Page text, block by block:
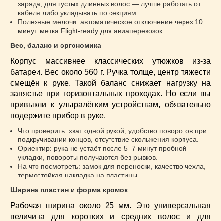
заряда; для густых длинных волос — лучше работать от
кабеля либо укладывать по секциям.
Полезные мелочи: автоматическое отключение через 10
минут, метка Flight-ready для авиаперевозок.
Вес, баланс и эргономика
Корпус массивнее классических утюжков из-за
батареи. Вес около 560 г. Ручка толще, центр тяжести
смещён к руке. Такой баланс снижает нагрузку на
запястье при горизонтальных проходах. Но если вы
привыкли к ультралёгким устройствам, обязательно
подержите прибор в руке.
Что проверить: хват одной рукой, удобство поворотов при
подкручивании концов, отсутствие скольжения корпуса.
Ориентир: рука не устаёт после 5–7 минут пробной
укладки, повороты получаются без рывков.
На что посмотреть: замок для переноски, качество чехла,
термостойкая накладка на пластины.
Ширина пластин и форма кромок
Рабочая ширина около 25 мм. Это универсальная
величина для коротких и средних волос и для